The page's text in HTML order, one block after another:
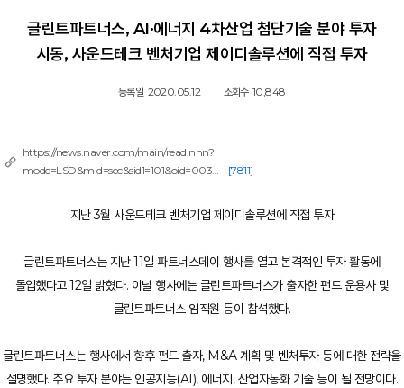
글린트파트너스, AI·에너지 4차산업 첨단기술 분야 투자
시동, 사운드테크 벤처기업 제이디솔루션에 직접 투자
등록일 2020.05.12 조회수 10,848
https://news.naver.com/main/read.nhn?
mode=LSD&mid=sec&sid1=101&oid=003…
[7811]
지난 3월 사운드테크 벤처기업 제이디솔루션에 직접 투자
글린트파트너스는 지난 11일 파트너스데이 행사를 열고 본격적인 투자 활동에
돌입했다고 12일 밝혔다. 이날 행사에는 글린트파트너스가 출자한 펀드 운용사 및
글린트파트너스 임직원 등이 참석했다.
글린트파트너스는 행사에서 향후 펀드 출자, M&A 계획 및 벤처투자 등에 대한 전략을
설명했다. 주요 투자 분야는 인공지능(AI), 에너지, 산업자동화 기술 등이 될 전망이다.